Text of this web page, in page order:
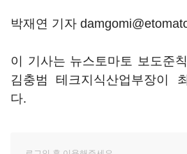
박재연 기자
이 기사는 뉴스토마토 보도준
김충범 테크지식산업부장이
다.